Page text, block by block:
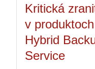
Kritická
v
Hybrid
Service